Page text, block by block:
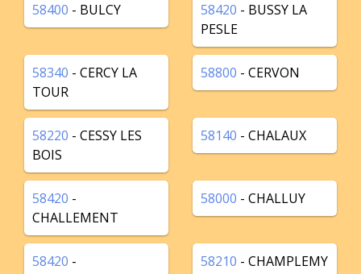
58400 - BULCY 58420 - BUSSY LA
PESLE
58340 - CERCY LA
TOUR
58800 - CERVON
58220 - CESSY LES
BOIS
58140 - CHALAUX
58420 -
CHALLEMENT
58000 - CHALLUY
58420 -
58210 - CHAMPLEMY